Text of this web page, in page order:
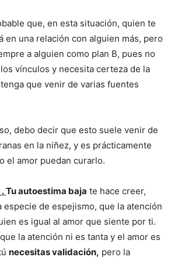
que, en esta situación, quien te
en una relación con alguien más, pero
a alguien como plan B, pues no
vínculos y necesita certeza de la
que venir de varias fuentes
debo decir que esto suele venir de
en la niñez, y es prácticamente
el amor puedan curarlo.
Tu autoestima baja te hace creer,
especie de espejismo, que la atención
es igual al amor que siente por ti.
la atención ni es tanta y el amor es
necesitas validación, pero la